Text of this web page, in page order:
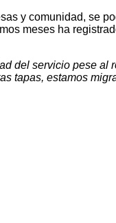
y comunidad, se
meses ha
del servicio pese al
tapas, estamos